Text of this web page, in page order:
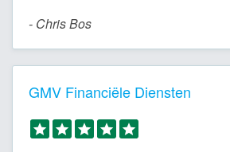
- Chris Bos
GMV Financiële Diensten